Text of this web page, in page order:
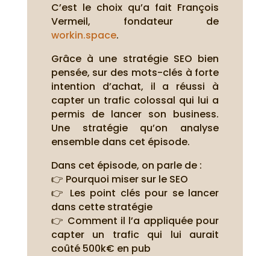
C’est le choix qu’a fait François
Vermeil, fondateur de
workin.space.
Grâce à une stratégie SEO bien
pensée, sur des mots-clés à forte
intention d’achat, il a réussi à
capter un trafic colossal qui lui a
permis de lancer son business.
Une stratégie qu’on analyse
ensemble dans cet épisode.
Dans cet épisode, on parle de :
👉 Pourquoi miser sur le SEO
👉 Les point clés pour se lancer
dans cette stratégie
👉 Comment il l’a appliquée pour
capter un trafic qui lui aurait
coûté 500k€ en pub